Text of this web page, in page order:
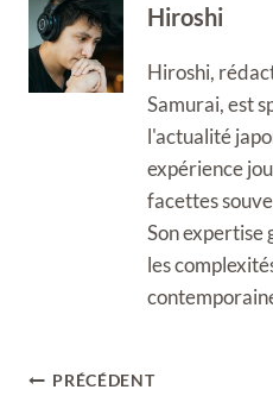
Hiroshi
Hiroshi,
Samurai, est
l'actualité
expérience
facettes
Son expertise
les
Navigation
PRÉCÉDENT